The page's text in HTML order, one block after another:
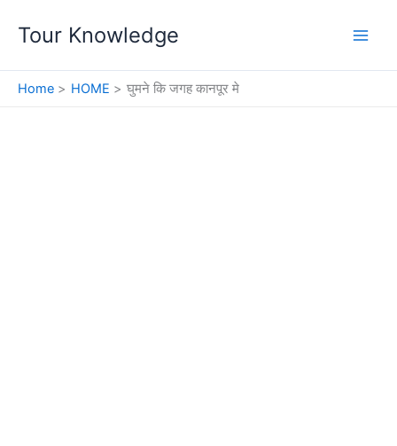
Tour Knowledge
Home HOME घुमने कि जगह कानपूर मे